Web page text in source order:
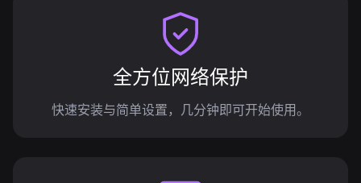
全方位网络保护
快速安装与简单设置，几分钟即可开始使用。